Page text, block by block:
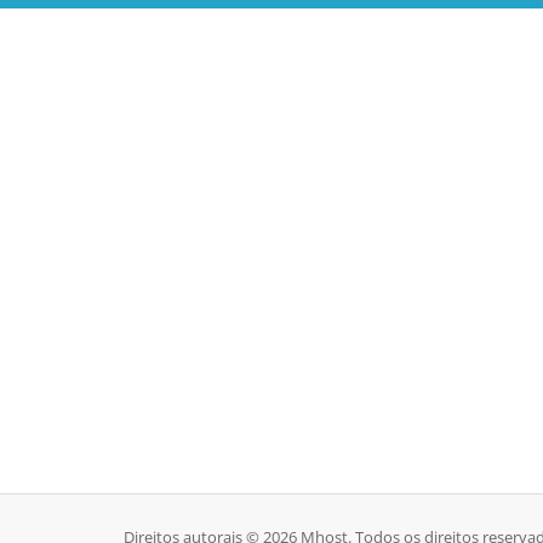
Direitos autorais © 2026 Mhost. Todos os direitos